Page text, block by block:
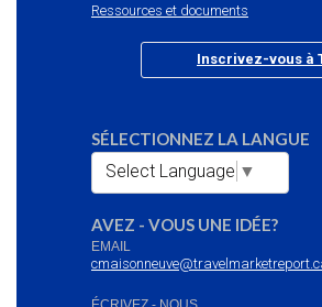
Ressources et documents
Inscrivez-vous à
SÉLECTIONNEZ LA LANGUE
Select Language ▼
AVEZ - VOUS UNE IDÉE?
EMAIL